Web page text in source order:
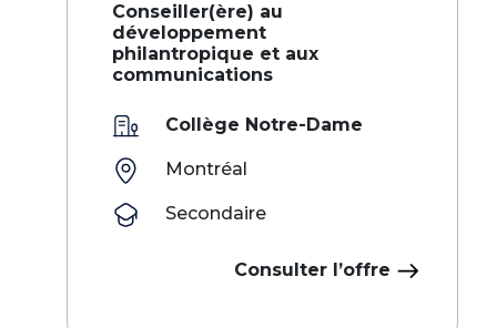
Conseiller(ère) au
développement
philantropique et aux
communications
Collège Notre-Dame
Montréal
Secondaire
Consulter l’offre